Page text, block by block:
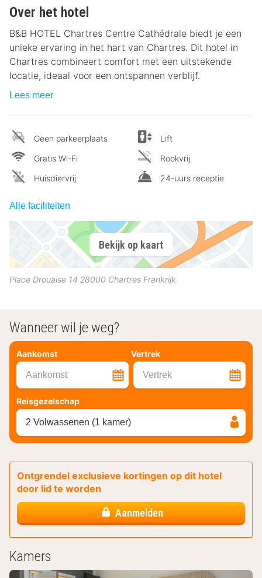
Over het hotel
B&B HOTEL Chartres Centre Cathédrale biedt je een
unieke ervaring in het hart van Chartres. Dit hotel in
Chartres combineert comfort met een uitstekende
locatie, ideaal voor een ontspannen verblijf.
Lees meer
Geen parkeerplaats
Gratis Wi-Fi
Huisdiervrij
Lift
Rookvrij
24-uurs receptie
Alle faciliteiten
Bekijk op kaart
Place Drouaise 14 28000 Chartres Frankrijk
Wanneer wil je weg?
Aankomst Vertrek
Aankomst Vertrek
Reisgezelschap
2 Volwassenen (1 kamer)
Ontgrendel exclusieve kortingen op dit hotel
door lid te worden
Aanmelden
Kamers